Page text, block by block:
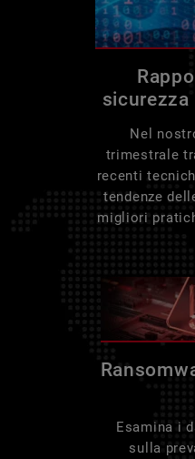
Nel
trimestrale
recenti
tendenze
migliori
Esamina i
sulla